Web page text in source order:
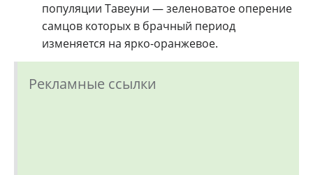
популяции Тавеуни — зеленоватое оперение
самцов которых в брачный период
изменяется на ярко-оранжевое.
Рекламные ссылки